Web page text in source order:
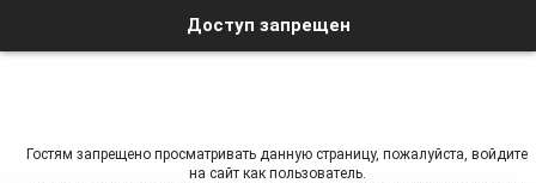
Доступ запрещен
Гостям запрещено просматривать данную страницу, пожалуйста, войдите
на сайт как пользователь.